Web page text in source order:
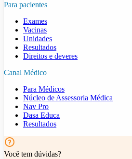
Para pacientes
Exames
Vacinas
Unidades
Resultados
Direitos e deveres
Canal Médico
Para Médicos
Núcleo de Assessoria Médica
Nav Pro
Dasa Educa
Resultados
Você tem dúvidas?